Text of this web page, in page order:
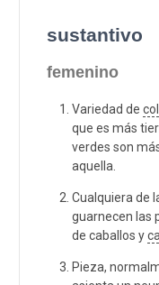
sustantivo
femenino
Variedad de col
que es más
verdes son
aquella.
Cualquiera de
guarnecen las
de caballos y
Pieza,